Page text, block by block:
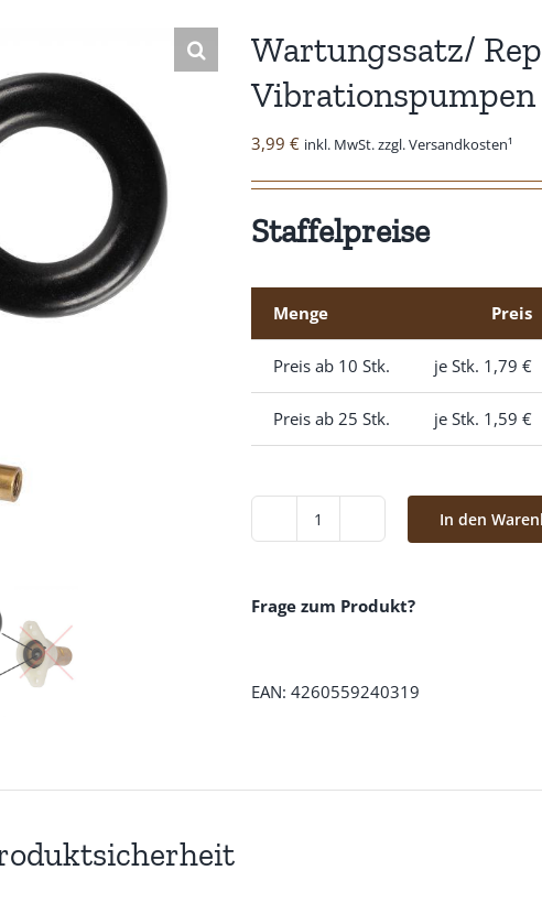
Wartungssatz/
Vibrationspumpen
3,99 € inkl. MwSt. zzgl. Versandkosten¹
Staffelpreise
Menge Preis
Preis ab 10 Stk. je Stk. 1,79 €
Preis ab 25 Stk. je Stk. 1,59 €
Wartungssatz/
In den
Frage zum Produkt?
EAN: 4260559240319